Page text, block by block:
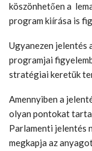
köszönhetően a
program kiírása is
Ugyanezen jelentés
programjai
stratégiai keretük
Amennyiben a
olyan pontokat
Parlamenti jelentés
megkapja az